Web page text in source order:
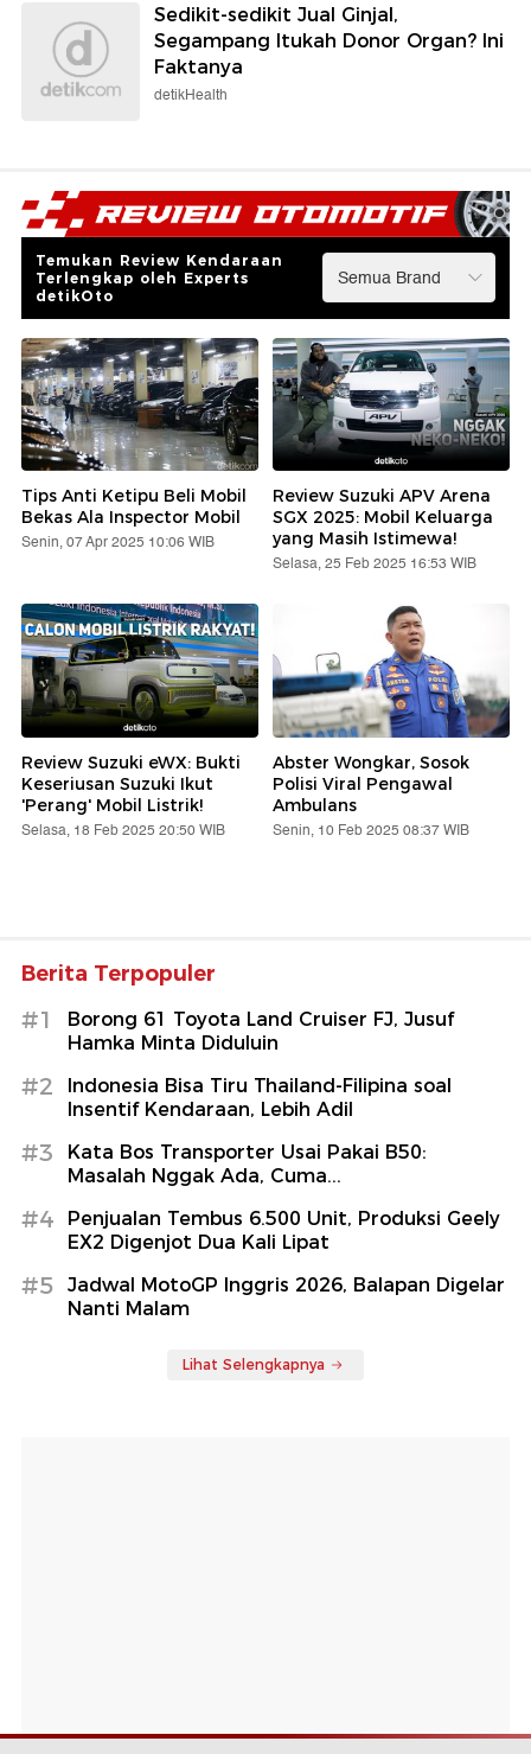
Sedikit-sedikit Jual Ginjal,
Segampang Itukah Donor Organ? Ini
Faktanya
detikHealth
Temukan Review Kendaraan
Terlengkap oleh Experts
detikOto
Tips Anti Ketipu Beli Mobil
Bekas Ala Inspector Mobil
Senin, 07 Apr 2025 10:06 WIB
Review Suzuki APV Arena
SGX 2025: Mobil Keluarga
yang Masih Istimewa!
Selasa, 25 Feb 2025 16:53 WIB
Review Suzuki eWX: Bukti
Keseriusan Suzuki Ikut
'Perang' Mobil Listrik!
Selasa, 18 Feb 2025 20:50 WIB
Abster Wongkar, Sosok
Polisi Viral Pengawal
Ambulans
Senin, 10 Feb 2025 08:37 WIB
Berita Terpopuler
#1
Borong 61 Toyota Land Cruiser FJ, Jusuf
Hamka Minta Diduluin
#2
Indonesia Bisa Tiru Thailand-Filipina soal
Insentif Kendaraan, Lebih Adil
#3
Kata Bos Transporter Usai Pakai B50:
Masalah Nggak Ada, Cuma...
#4
Penjualan Tembus 6.500 Unit, Produksi Geely
EX2 Digenjot Dua Kali Lipat
#5
Jadwal MotoGP Inggris 2026, Balapan Digelar
Nanti Malam
Lihat Selengkapnya